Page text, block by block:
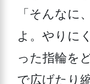
「そんなに
よ。やりに
った指輪を
で広げたり